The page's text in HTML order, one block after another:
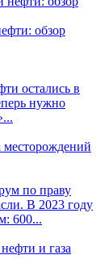
обзор
остались в
нужно
по праву
В 2023 году
600...
и газа